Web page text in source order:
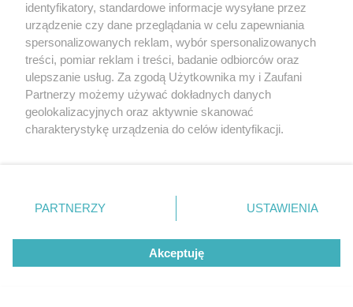
ZOBACZ WIĘCEJ
identyfikatory, standardowe informacje wysyłane przez
urządzenie czy dane przeglądania w celu zapewniania
spersonalizowanych reklam, wybór spersonalizowanych
treści, pomiar reklam i treści, badanie odbiorców oraz
ulepszanie usług. Za zgodą Użytkownika my i Zaufani
Partnerzy możemy używać dokładnych danych
geolokalizacyjnych oraz aktywnie skanować
charakterystykę urządzenia do celów identyfikacji.
zmienić/wycofać klikając przycisk ustawień prywatności
znajdujący się w lewym dolnym rogu strony
rodzaje przetwarzania danych nie wymagają zgody
użytkownika, ale masz prawo sprzeciwić się takiemu
przetwarzaniu. Preferencje będą miały zastosowanie tylko
PARTNERZY USTAWIENIA
Akceptuję